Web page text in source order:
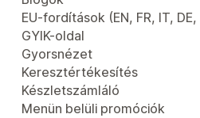
EU-fordítások (EN, FR, IT, DE,
GYIK-oldal
Gyorsnézet
Keresztértékesítés
Készletszámláló
Menün belüli promóciók